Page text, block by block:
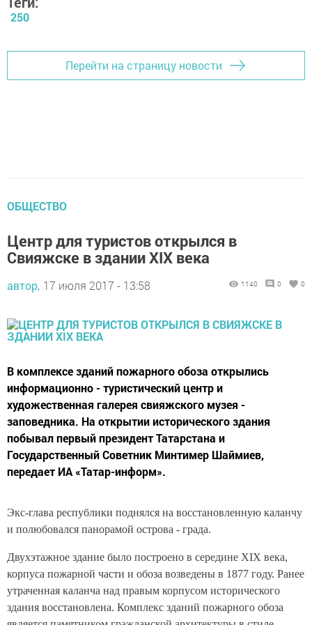
250
Перейти на страницу новости
ОБЩЕСТВО
Центр для туристов открылся в
Свияжске в здании XIX века
автор, 17 июля 2017 - 13:58 1140 0 0
В комплексе зданий пожарного обоза открылись
информационно - туристический центр и
художественная галерея свияжского музея -
заповедника. На открытии исторического здания
побывал первый президент Татарстана и
Государственный Советник Минтимер Шаймиев,
передает ИА «Татар-информ».
Экс-глава республики поднялся на восстановленную каланчу
и полюбовался панорамой острова - града.
Двухэтажное здание было построено в середине XIX века,
корпуса пожарной части и обоза возведены в 1877 году. Ранее
утраченная каланча над правым корпусом исторического
здания восстановлена. Комплекс зданий пожарного обоза